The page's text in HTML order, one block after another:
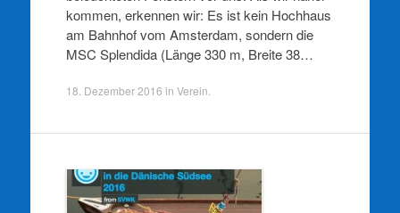
kommen, erkennen wir: Es ist kein Hochhaus
am Bahnhof vom Amsterdam, sondern die
MSC Splendida (Länge 330 m, Breite 38…
18. Dezember 2016 in Verein